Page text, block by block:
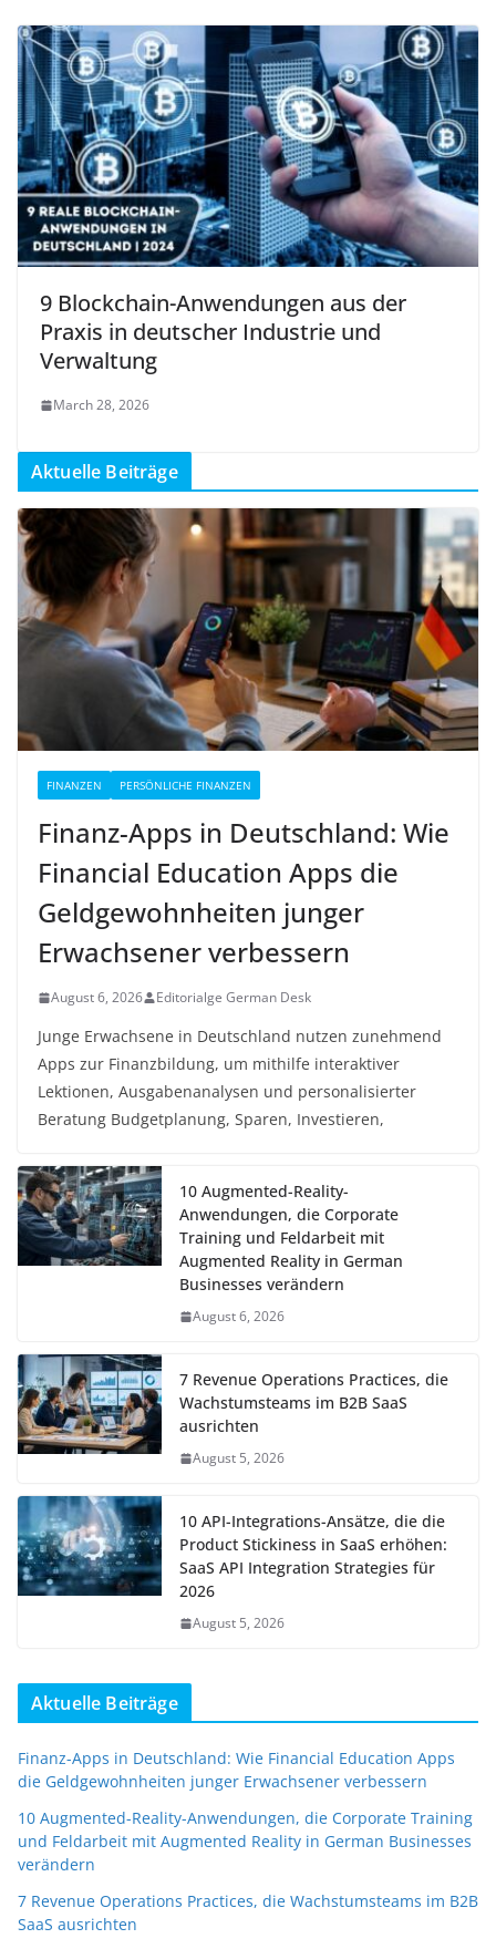
9 Blockchain-Anwendungen aus der
Praxis in deutscher Industrie und
Verwaltung
March 28, 2026
Aktuelle Beiträge
FINANZEN PERSÖNLICHE FINANZEN
Finanz-Apps in Deutschland: Wie
Financial Education Apps die
Geldgewohnheiten junger
Erwachsener verbessern
August 6, 2026 Editorialge German Desk
Junge Erwachsene in Deutschland nutzen zunehmend
Apps zur Finanzbildung, um mithilfe interaktiver
Lektionen, Ausgabenanalysen und personalisierter
Beratung Budgetplanung, Sparen, Investieren,
10 Augmented-Reality-
Anwendungen, die Corporate
Training und Feldarbeit mit
Augmented Reality in German
Businesses verändern
August 6, 2026
7 Revenue Operations Practices, die
Wachstumsteams im B2B SaaS
ausrichten
August 5, 2026
10 API-Integrations-Ansätze, die die
Product Stickiness in SaaS erhöhen:
SaaS API Integration Strategies für
2026
August 5, 2026
Aktuelle Beiträge
Finanz-Apps in Deutschland: Wie Financial Education Apps
die Geldgewohnheiten junger Erwachsener verbessern
10 Augmented-Reality-Anwendungen, die Corporate Training
und Feldarbeit mit Augmented Reality in German Businesses
verändern
7 Revenue Operations Practices, die Wachstumsteams im B2B
SaaS ausrichten